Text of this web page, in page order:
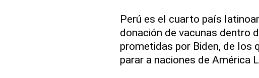
Perú es el cuarto país
donación de vacunas dentro
prometidas por Biden, de los
parar a naciones de América